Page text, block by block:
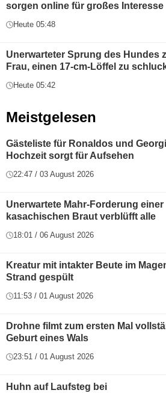
sorgen online für großes Interesse
Heute 05:48
Unerwarteter Sprung des Hundes
Frau, einen 17-cm-Löffel zu
Heute 05:42
Meistgelesen
Gästeliste für Ronaldos und
Hochzeit sorgt für Aufsehen
22:47 / 03 August 2026
Unerwartete Mahr-Forderung einer
kasachischen Braut verblüfft alle
18:01 / 06 August 2026
Kreatur mit intakter Beute im
Strand gespült
11:53 / 01 August 2026
Drohne filmt zum ersten Mal
Geburt eines Wals
23:51 / 01 August 2026
Huhn auf Laufsteg bei